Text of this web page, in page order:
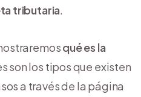
tributaria
qué es la
son los tipos que existen
a través de la página